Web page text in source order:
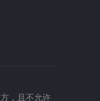
，且不允许